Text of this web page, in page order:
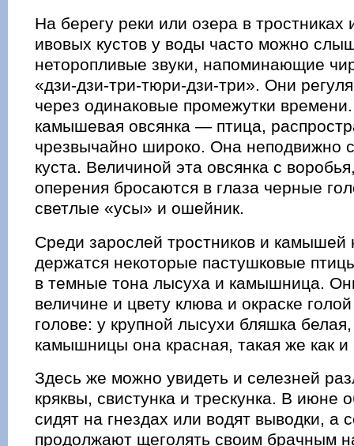
На берегу реки или озера в тростниках
ивовых кустов у воды часто можно
неторопливые звуки, напоминающие
«дзи-дзи-три-тюри-дзи-три». Они
через одинаковые промежутки
камышевая овсянка — птица,
чрезвычайно широко. Она неподвижно
куста. Величиной эта овсянка с
оперения бросаются в глаза черные
светлые «усы» и ошейник.
Среди зарослей тростников и камышей
держатся некоторые пастушковые
в темные тона лысуха и камышница.
величине и цвету клюва и окраске
голове: у крупной лысухи бляшка
камышницы она красная, такая же как и
Здесь же можно увидеть и селезней
кряквы, свистунка и трескунка. В июне
сидят на гнездах или водят выводки, а
продолжают щеголять своим брачным